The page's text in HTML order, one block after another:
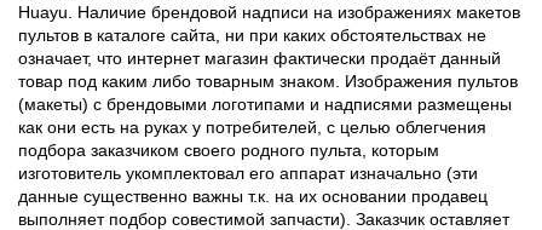
Huayu. Наличие брендовой надписи на изображениях макетов
пультов в каталоге сайта, ни при каких обстоятельствах не
означает, что интернет магазин фактически продаёт данный
товар под каким либо товарным знаком. Изображения пультов
(макеты) с брендовыми логотипами и надписями размещены
как они есть на руках у потребителей, с целью облегчения
подбора заказчиком своего родного пульта, которым
изготовитель укомплектовал его аппарат изначально (эти
данные существенно важны т.к. на их основании продавец
выполняет подбор совестимой запчасти). Заказчик оставляет